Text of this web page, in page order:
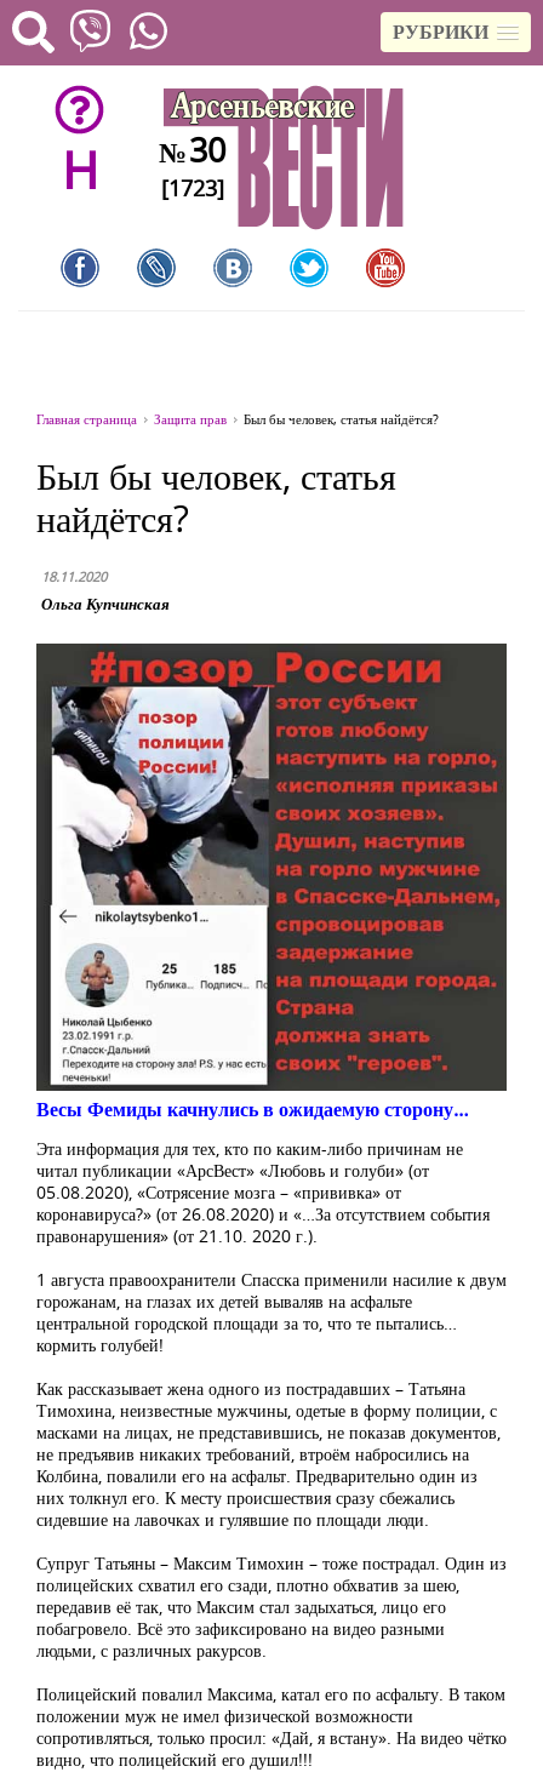
РУБРИКИ
H №30
[1723]
Главная страница Защита прав Был бы человек, статья найдётся?
Был бы человек, статья
найдётся?
18.11.2020
Ольга Купчинская
Весы Фемиды качнулись в ожидаемую сторону…
Эта информация для тех, кто по каким-либо причинам не
читал публикации «АрсВест» «Любовь и голуби» (от
05.08.2020), «Сотрясение мозга – «прививка» от
коронавируса?» (от 26.08.2020) и «…За отсутствием события
правонарушения» (от 21.10. 2020 г.).
1 августа правоохранители Спасска применили насилие к двум
горожанам, на глазах их детей вываляв на асфальте
центральной городской площади за то, что те пытались…
кормить голубей!
Как рассказывает жена одного из пострадавших – Татьяна
Тимохина, неизвестные мужчины, одетые в форму полиции, с
масками на лицах, не представившись, не показав документов,
не предъявив никаких требований, втроём набросились на
Колбина, повалили его на асфальт. Предварительно один из
них толкнул его. К месту происшествия сразу сбежались
сидевшие на лавочках и гулявшие по площади люди.
Супруг Татьяны – Максим Тимохин – тоже пострадал. Один из
полицейских схватил его сзади, плотно обхватив за шею,
передавив её так, что Максим стал задыхаться, лицо его
побагровело. Всё это зафиксировано на видео разными
людьми, с различных ракурсов.
Полицейский повалил Максима, катал его по асфальту. В таком
положении муж не имел физической возможности
сопротивляться, только просил: «Дай, я встану». На видео чётко
видно, что полицейский его душил!!!